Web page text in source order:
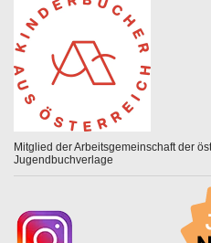
Mitglied der Arbeitsgemeinschaft der
Jugendbuchverlage